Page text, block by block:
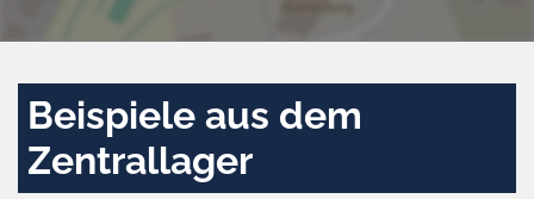
Beispiele aus dem
Zentrallager